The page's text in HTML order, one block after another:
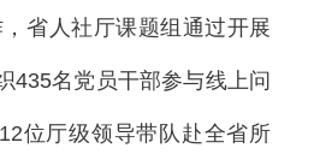
省人社厅课题组通过开展
435名党员干部参与线上问
位厅级领导带队赴全省所